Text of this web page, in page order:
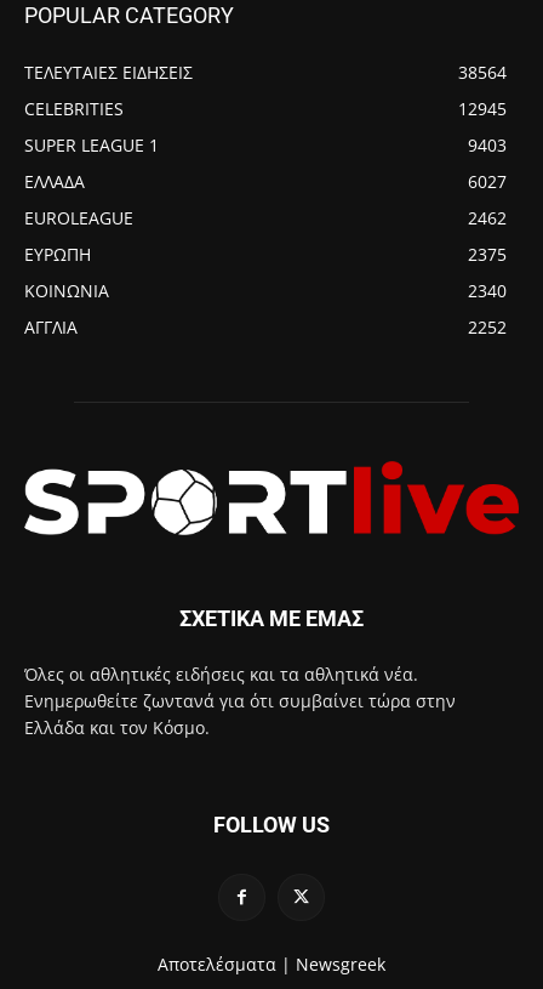
POPULAR CATEGORY
ΤΕΛΕΥΤΑΙΕΣ ΕΙΔΗΣΕΙΣ
38564
CELEBRITIES
12945
SUPER LEAGUE 1
9403
ΕΛΛΑΔΑ
6027
EUROLEAGUE
2462
ΕΥΡΩΠΗ
2375
ΚΟΙΝΩΝΙΑ
2340
ΑΓΓΛΙΑ
2252
ΣΧΕΤΙΚΑ ΜΕ ΕΜΑΣ
Όλες οι αθλητικές ειδήσεις και τα αθλητικά νέα.
Ενημερωθείτε ζωντανά για ότι συμβαίνει τώρα στην
Ελλάδα και τον Κόσμο.
FOLLOW US
Αποτελέσματα | Newsgreek